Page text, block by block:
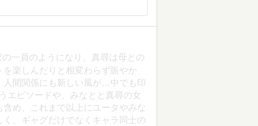
一員のようになり、真尋は母との
楽しんだりと相変わらず賑やか
人間関係にも新しい風が…中でも印
エピソードや、みなとと真尋の女
め、これまで以上にユータやみな
、ギャグだけでなくキャラ同士の